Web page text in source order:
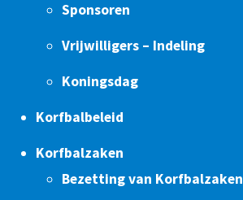
Sponsoren
Vrijwilligers – Indeling
Koningsdag
Korfbalbeleid
Korfbalzaken
Bezetting van Korfbalzaken